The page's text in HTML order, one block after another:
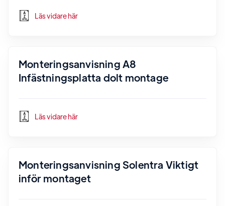
Läs vidare här
Monteringsanvisning A8
Infästningsplatta dolt montage
Läs vidare här
Monteringsanvisning Solentra Viktigt
inför montaget